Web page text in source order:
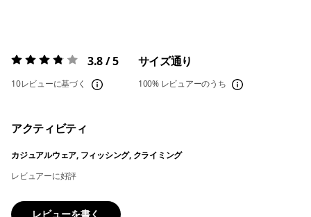
評価:3.8 / 5 3.8 / 5
10レビューに基づく
サイズ通り
100% レビュアーのうち
アクティビティ
カジュアルウェア, フィッシング, クライミング
レビュアーに好評
レビューを書く